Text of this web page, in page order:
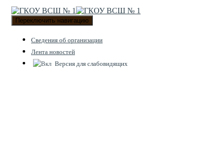
Переключить навигацию
Cведения об организации
Лента новостей
Версия для слабовидящих